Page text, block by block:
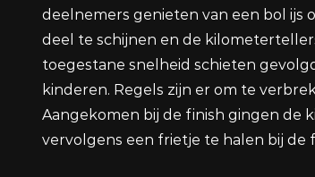
deelnemers genieten van een bol ijs
deel te schijnen en de
toegestane snelheid schieten
kinderen. Regels zijn er om te
Aangekomen bij de finish gingen de
vervolgens een frietje te halen bij de